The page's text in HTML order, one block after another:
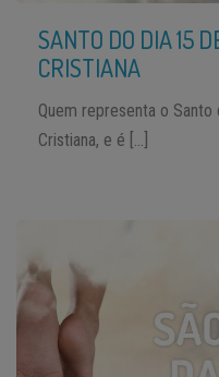
SANTO DO DIA 15
CRISTIANA
Quem representa o
Cristiana, e é […]